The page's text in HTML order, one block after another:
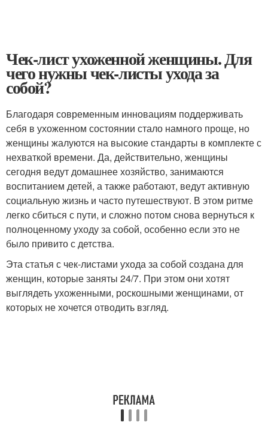
Чек-лист ухоженной женщины. Для
чего нужны чек-листы ухода за
собой?
Благодаря современным инновациям поддерживать
себя в ухоженном состоянии стало намного проще, но
женщины жалуются на высокие стандарты в комплекте с
нехваткой времени. Да, действительно, женщины
сегодня ведут домашнее хозяйство, занимаются
воспитанием детей, а также работают, ведут активную
социальную жизнь и часто путешествуют. В этом ритме
легко сбиться с пути, и сложно потом снова вернуться к
полноценному уходу за собой, особенно если это не
было привито с детства.
Эта статья с чек-листами ухода за собой создана для
женщин, которые заняты 24/7. При этом они хотят
выглядеть ухоженными, роскошными женщинами, от
которых не хочется отводить взгляд.